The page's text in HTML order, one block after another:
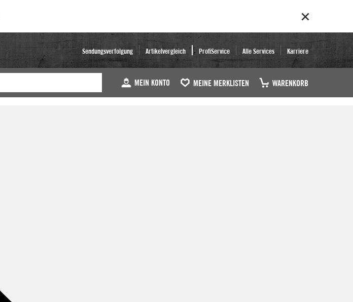
Sendungsverfolgung Artikelvergleich ProfiService Alle Services Karriere
MEIN KONTO MEINE MERKLISTEN WARENKORB